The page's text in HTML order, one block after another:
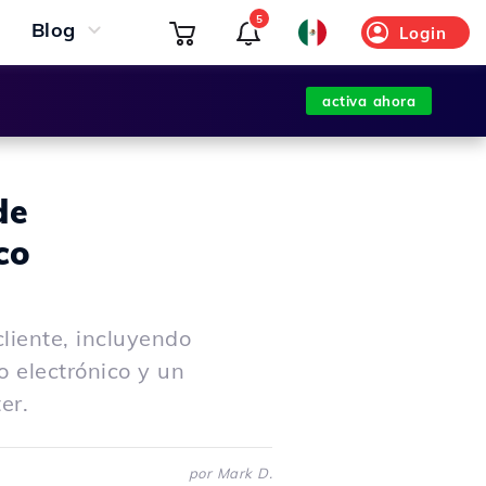
Blog Login
5
activa ahora
incluyendo
electrónico y un
por Mark D.